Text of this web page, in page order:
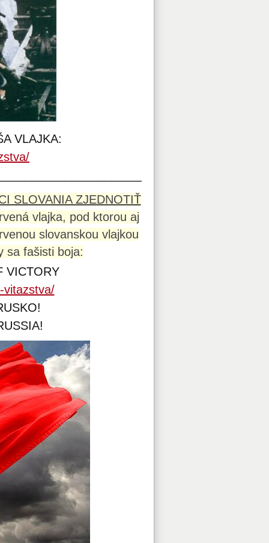
VLAJKA:
SLOVANIA ZJEDNOTIŤ
vlajka, pod ktorou aj
slovanskou vlajkou
sa fašisti boja:
VICTORY
vitazstva/